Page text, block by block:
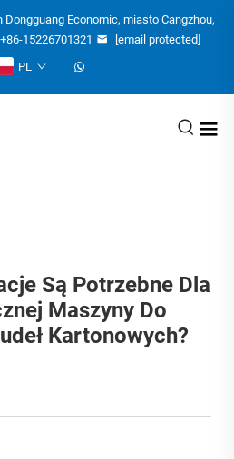
Economic, miasto Cangzhou,
+86-15226701321
[email protected]
PL
Są Potrzebne Dla
Maszyny Do
Kartonowych?